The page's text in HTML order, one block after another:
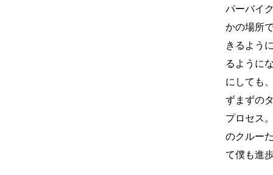
パーバイ
かの場所
きるよう
るように
にしても
ずまずの
プロセス
のクルー
て僕も進